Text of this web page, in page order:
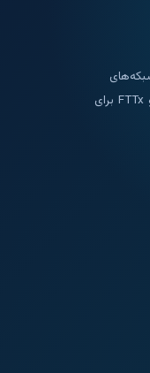
خصوصی ۵G، هوش مصنوعی، اینترنت اشیا و FTTx برای